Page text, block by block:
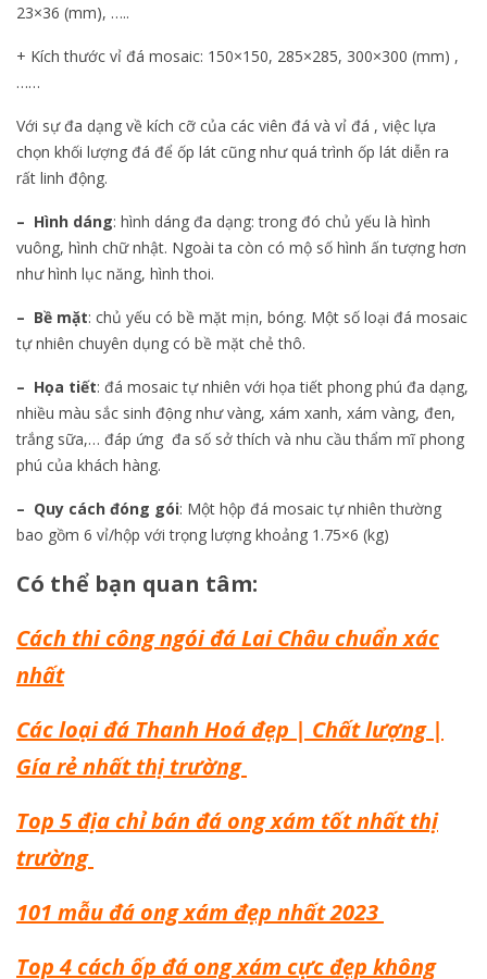
23×36 (mm), …..
+ Kích thước vỉ đá mosaic: 150×150, 285×285, 300×300 (mm) ,
……
Với sự đa dạng về kích cỡ của các viên đá và vỉ đá , việc lựa
chọn khối lượng đá để ốp lát cũng như quá trình ốp lát diễn ra
rất linh động.
– Hình dáng: hình dáng đa dạng: trong đó chủ yếu là hình
vuông, hình chữ nhật. Ngoài ta còn có mộ số hình ấn tượng hơn
như hình lục năng, hình thoi.
– Bề mặt: chủ yếu có bề mặt mịn, bóng. Một số loại đá mosaic
tự nhiên chuyên dụng có bề mặt chẻ thô.
– Họa tiết: đá mosaic tự nhiên với họa tiết phong phú đa dạng,
nhiều màu sắc sinh động như vàng, xám xanh, xám vàng, đen,
trắng sữa,… đáp ứng đa số sở thích và nhu cầu thẩm mĩ phong
phú của khách hàng.
– Quy cách đóng gói: Một hộp đá mosaic tự nhiên thường
bao gồm 6 vỉ/hộp với trọng lượng khoảng 1.75×6 (kg)
Có thể bạn quan tâm:
Cách thi công ngói đá Lai Châu chuẩn xác
nhất
Các loại đá Thanh Hoá đẹp | Chất lượng |
Gía rẻ nhất thị trường
Top 5 địa chỉ bán đá ong xám tốt nhất thị
trường
101 mẫu đá ong xám đẹp nhất 2023
Top 4 cách ốp đá ong xám cực đẹp không